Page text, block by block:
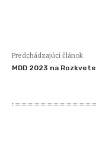
Predchádzajúci článok
MDD 2023 na Rozkvete